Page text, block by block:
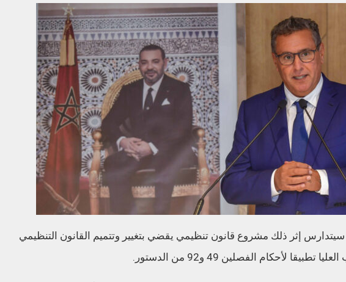
إثر ذلك مشروع قانون تنظيمي يقضي بتغيير وتتميم القانون التنظيمي
لأحكام الفصلين 49 و92 من الدستور.